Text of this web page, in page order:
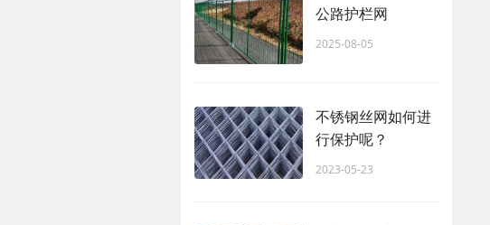
公路护栏网
2025-08-05
不锈钢丝网如何进
行保护呢？
2023-05-23